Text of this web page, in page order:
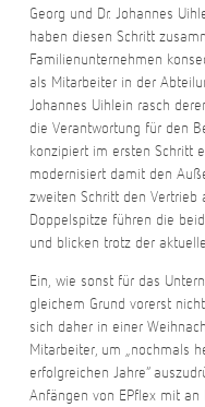
Georg und Dr. Johannes
haben diesen Schritt
Familienunternehmen
als Mitarbeiter in der
Johannes Uihlein rasch
die Verantwortung für den
konzipiert im ersten Schritt
modernisiert damit den
zweiten Schritt den Vertrieb
Doppelspitze führen die
und blicken trotz der
Ein, wie sonst für das
gleichem Grund vorerst
sich daher in einer
Mitarbeiter, um „nochmals
erfolgreichen Jahre“
Anfängen von EPflex mit an